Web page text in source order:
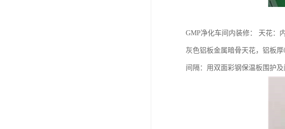
GMP净化车间内装修： 天花：
灰色铝板金属暗骨天花，铝板厚
间隔：用双面彩钢保温板围护